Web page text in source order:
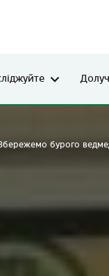
бурого